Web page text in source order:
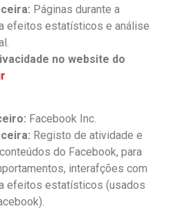
Páginas durante a
efeitos estatísticos e análise
no website do
Facebook Inc.
Registo de atividade e
do Facebook, para
interafções com
efeitos estatísticos (usados